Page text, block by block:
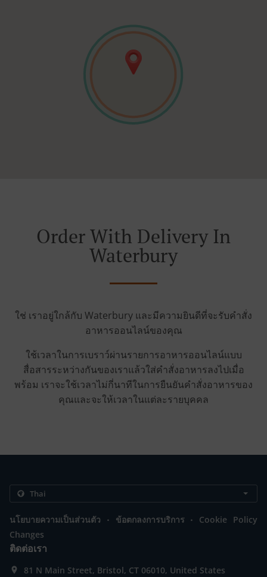
Order With Delivery In
Waterbury
ใช่ เราอยู่ใกล้กับ Waterbury และมีความยินดีที่จะรับคำสั่ง
อาหารออนไลน์ของคุณ
ใช้เวลาในการเบราว์ผ่านรายการอาหารออนไลน์แบบ
สื่อสารระหว่างกันของเราแล้วใส่คำสั่งอาหารลงไปเมื่อ
พร้อม เราจะใช้เวลาไม่กี่นาทีในการยืนยันคำสั่งอาหารของ
คุณและจะให้เวลาในแต่ละรายบุคคล
นโยบายความเป็นส่วนตัว . ข้อตกลงการบริการ .
Cookie Policy
Changes
ติดต่อเรา
81 N Main Street, Bristol, CT 06010, United States